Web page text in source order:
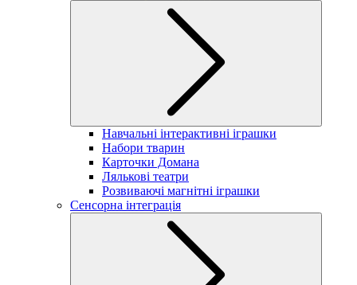
Навчальні інтерактивні іграшки
Набори тварин
Карточки Домана
Лялькові театри
Розвиваючі магнітні іграшки
Сенсорна інтеграція